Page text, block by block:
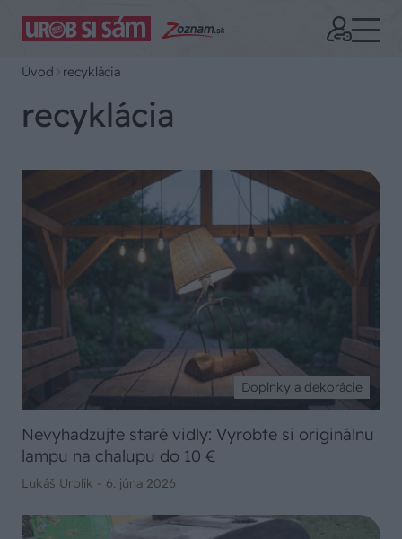
Úvod recyklácia
recyklácia
Doplnky a dekorácie
Nevyhadzujte staré vidly: Vyrobte si originálnu
lampu na chalupu do 10 €
Lukáš Urblík - 6. júna 2026